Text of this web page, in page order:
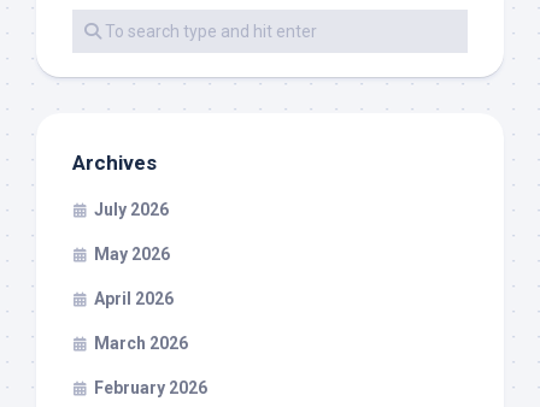
Archives
July 2026
May 2026
April 2026
March 2026
February 2026